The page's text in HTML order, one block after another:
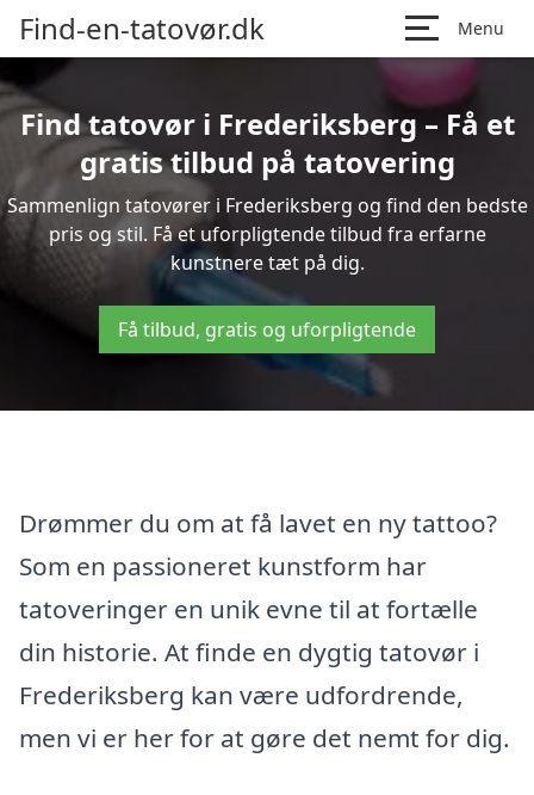
Find-en-tatovør.dk Menu
Find tatovør i Frederiksberg – Få et
gratis tilbud på tatovering
Sammenlign tatovører i Frederiksberg og find den bedste
pris og stil. Få et uforpligtende tilbud fra erfarne
kunstnere tæt på dig.
Få tilbud, gratis og uforpligtende
Drømmer du om at få lavet en ny tattoo?
Som en passioneret kunstform har
tatoveringer en unik evne til at fortælle
din historie. At finde en dygtig tatovør i
Frederiksberg kan være udfordrende,
men vi er her for at gøre det nemt for dig.